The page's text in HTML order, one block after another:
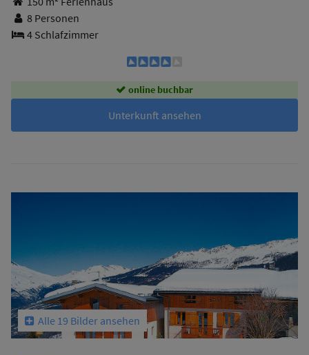
8 Personen
4 Schlafzimmer
online buchbar
Unterkunft ansehen
Alle 19 Bilder ansehen